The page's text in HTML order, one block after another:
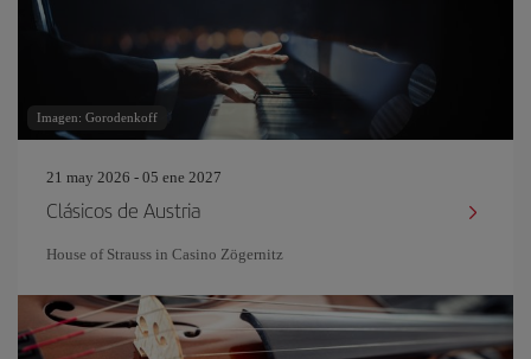
Imagen: Gorodenkoff
21 may 2026 - 05 ene 2027
Clásicos de Austria
House of Strauss in Casino Zögernitz